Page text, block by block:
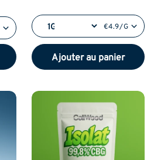
€4.9/G
Ajouter au panier